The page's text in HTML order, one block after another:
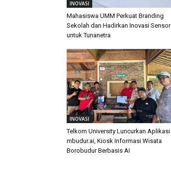
INOVASI
Mahasiswa UMM Perkuat Branding
Sekolah dan Hadirkan Inovasi Sensor
untuk Tunanetra
INOVASI
Telkom University Luncurkan Aplikasi
mbudur.ai, Kiosk Informasi Wisata
Borobudur Berbasis AI